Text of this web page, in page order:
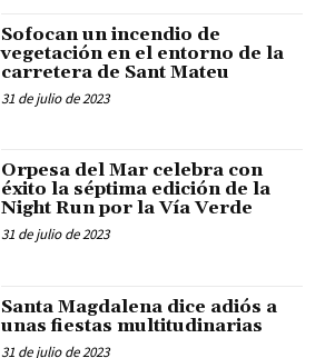
Sofocan un incendio de
vegetación en el entorno de la
carretera de Sant Mateu
31 de julio de 2023
Orpesa del Mar celebra con
éxito la séptima edición de la
Night Run por la Vía Verde
31 de julio de 2023
Santa Magdalena dice adiós a
unas fiestas multitudinarias
31 de julio de 2023